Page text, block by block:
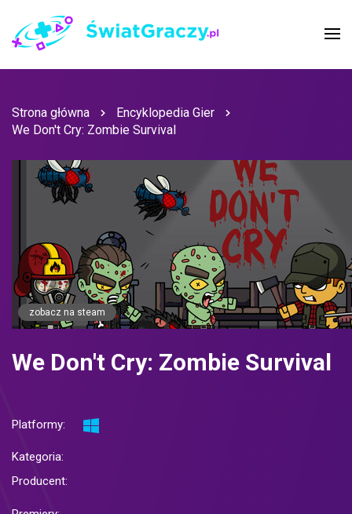
Strona główna
Encyklopedia Gier
We Don't Cry: Zombie Survival
zobacz na steam
We Don't Cry: Zombie Survival
Platformy:
Kategoria:
Producent: